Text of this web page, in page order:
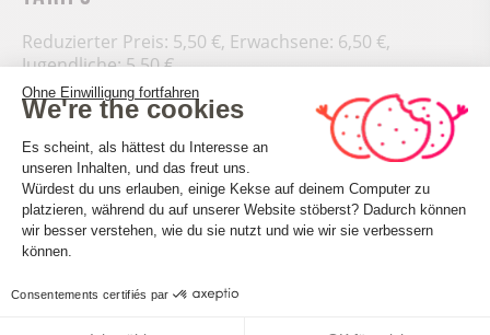
Reduzierter Preis: 5,50 €, Erwachsene: 6,50 €,
Jugendliche: 5,50 €.
Kostenlos für Kinder unter 6 Jahren.
Réservation
Situation
Ohne Einwilligung fortfahren
We're the cookies
Einwilligungsmanagementplattform:
Es scheint, als hättest du Interesse an
unseren Inhalten, und das freut uns.
Würdest du uns erlauben, einige Kekse auf deinem Computer zu
platzieren, während du auf unserer Website stöberst? Dadurch können
wir besser verstehen, wie du sie nutzt und wie wir sie verbessern
können.
Consentements certifiés par
Axeptio consent